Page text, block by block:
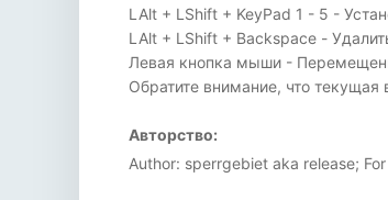
LAlt + LShift + KeyPad 1 - 5 -
LAlt + LShift + Backspace -
Левая кнопка мыши -
Обратите внимание, что
Авторство:
Author: sperrgebiet aka release;